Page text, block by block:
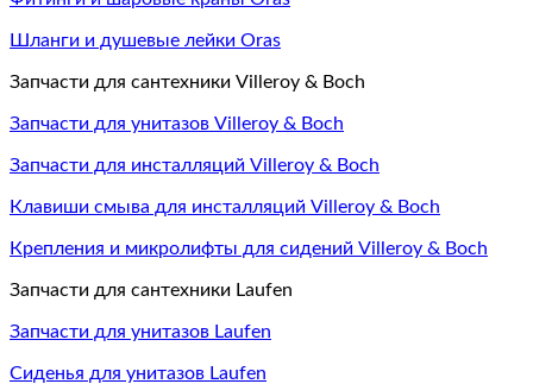
Шланги и душевые лейки Oras
Запчасти для сантехники Villeroy & Boch
Запчасти для унитазов Villeroy & Boch
Запчасти для инсталляций Villeroy & Boch
Клавиши смыва для инсталляций Villeroy & Boch
Крепления и микролифты для сидений Villeroy & Boch
Запчасти для сантехники Laufen
Запчасти для унитазов Laufen
Сиденья для унитазов Laufen